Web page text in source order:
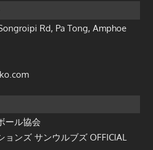
Rd, Pa Tong, Amphoe
ール協会
ョンズ サンウルブズ OFFICIAL